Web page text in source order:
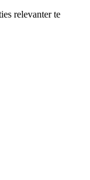
relevanter te